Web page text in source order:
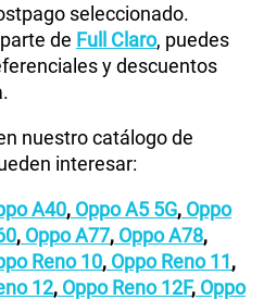
seleccionado.
de Full Claro, puedes
y descuentos
nuestro catálogo de
interesar:
A40, Oppo A5 5G, Oppo
, Oppo A77, Oppo A78,
Reno 10, Oppo Reno 11,
12, Oppo Reno 12F, Oppo